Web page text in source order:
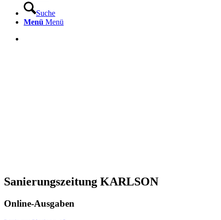
Suche
Menü Menü
Sanierungszeitung KARLSON
Online-Ausgaben